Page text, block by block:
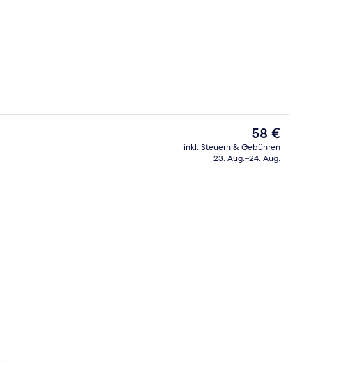
Doppel- oder -Zweibettzimmer, Balkon | Allergikerbettwaren, Zimmersafe,
Unterkunftsgelände
Der
aktuelle
Preis
58 €
inkl. Steuern & Gebühren
23. Aug.–24. Aug.